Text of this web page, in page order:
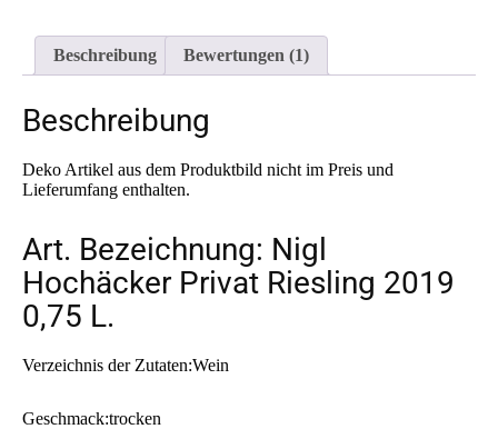
Beschreibung Bewertungen (1)
Beschreibung
Deko Artikel aus dem Produktbild nicht im Preis und
Lieferumfang enthalten.
Art. Bezeichnung: Nigl
Hochäcker Privat Riesling 2019
0,75 L.
Verzeichnis der Zutaten:Wein
Geschmack:trocken